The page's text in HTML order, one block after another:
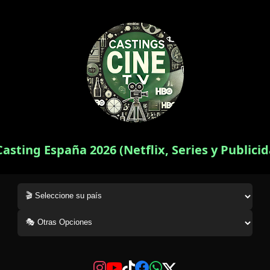
España 2026 (Netflix, Series y